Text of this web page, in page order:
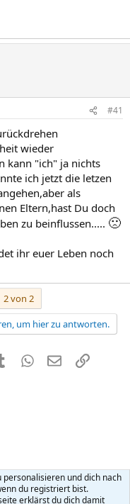
#41
wieder
kann "ich" ja nichts
ich jetzt die letzen
als
Eltern,hast Du doch
zu beinflussen..... 🙁
ihr euer Leben noch
2 von 2
um hier zu antworten.
Tumblr WhatsApp
E-MailLink
Hilfe R
personalisieren und dich nach
du registriert bist.
erklärst du dich damit